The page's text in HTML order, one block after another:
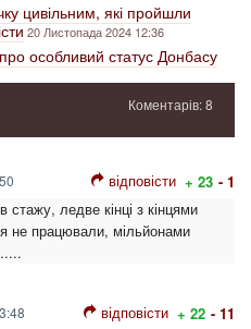
цивільним, які пройшли
20 Листопада 2024 12:36
особливий статус Донбасу
Коментарів: 8
відповісти + 23 - 1
стажу, ледве кінці з кінцями
не працювали, мільйонами
відповісти + 22 - 11